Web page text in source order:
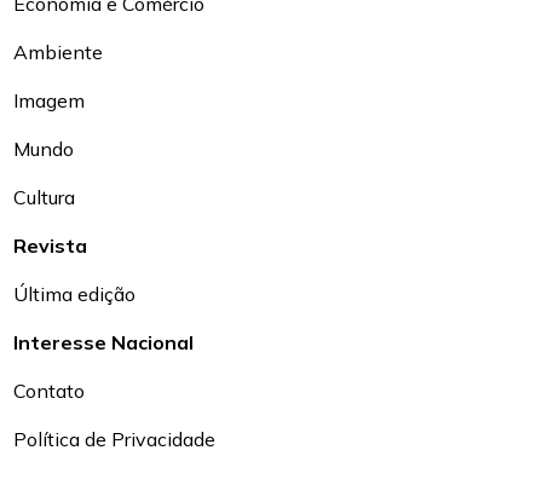
Ambiente
Imagem
Mundo
Cultura
Revista
Última edição
Interesse Nacional
Contato
Política de Privacidade